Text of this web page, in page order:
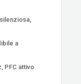
a
PFC attivo